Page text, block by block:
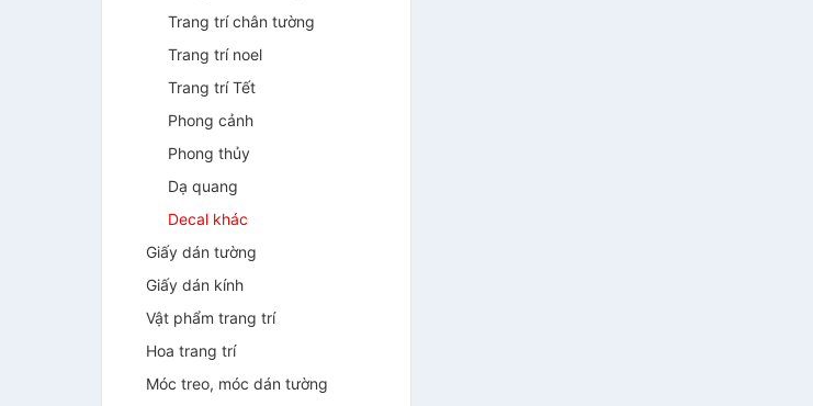
Trang trí chân tường
Trang trí noel
Trang trí Tết
Phong cảnh
Phong thủy
Dạ quang
Decal khác
Giấy dán tường
Giấy dán kính
Vật phẩm trang trí
Hoa trang trí
Móc treo, móc dán tường